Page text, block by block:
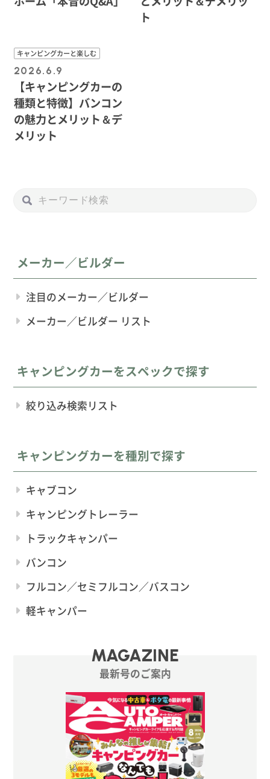
ト
キャンピングカーと楽しむ
2026.6.9
【キャンピングカーの
種類と特徴】バンコン
の魅力とメリット＆デ
メリット
メーカー／ビルダー
注目のメーカー／ビルダー
メーカー／ビルダー リスト
キャンピングカーをスペックで探す
絞り込み検索リスト
キャンピングカーを種別で探す
キャブコン
キャンピングトレーラー
トラックキャンパー
バンコン
フルコン／セミフルコン／バスコン
軽キャンパー
MAGAZINE
最新号のご案内